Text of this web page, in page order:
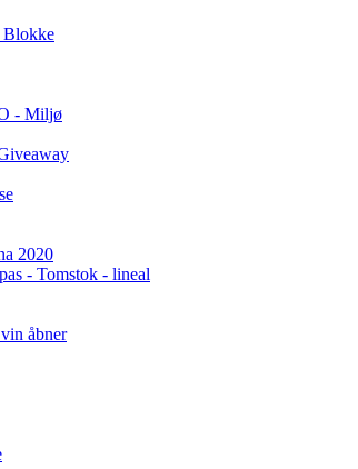
Blokke
- Miljø
2020
- Tomstok - lineal
åbner